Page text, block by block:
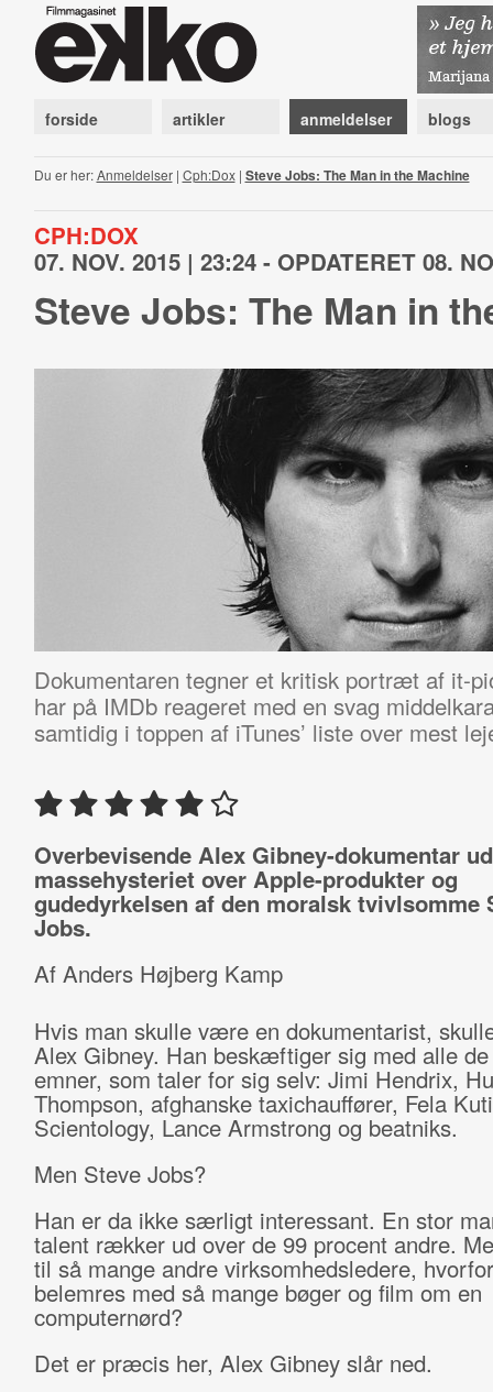
forside artikler anmeldelser blogs
Du er her:Anmeldelser| Cph:Dox| Steve Jobs: The Man in the Machine
CPH:DOX
07. NOV. 2015 | 23:24 - OPDATERET 08.
Steve Jobs: The Man in
Dokumentaren tegner et kritisk portræt af it-
har på IMDb reageret med en svag
samtidig i toppen af iTunes’ liste over mest
Overbevisende Alex Gibney-dokumentar
massehysteriet over Apple-produkter og
gudedyrkelsen af den moralsk tvivlsomme
Jobs.
Af Anders Højberg Kamp
Hvis man skulle være en dokumentarist,
Alex Gibney. Han beskæftiger sig med alle
emner, som taler for sig selv: Jimi Hendrix,
Thompson, afghanske taxichauffører, Fela
Scientology, Lance Armstrong og beatniks.
Men Steve Jobs?
Han er da ikke særligt interessant. En stor
talent rækker ud over de 99 procent andre.
til så mange andre virksomhedsledere,
belemres med så mange bøger og film om en
computernørd?
Det er præcis her, Alex Gibney slår ned.